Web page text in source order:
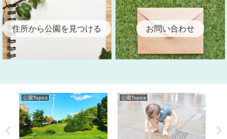
住所から公園を見つける お問い合わせ
公園Topics 公園Topics